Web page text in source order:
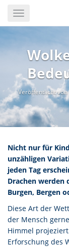
main
Toggle
navigation
Veröffentlicht
Nicht nur für
unzähligen
jeden Tag
Drachen werden
Burgen, Bergen
Diese Art der
der Mensch
Himmel
Erforschung des